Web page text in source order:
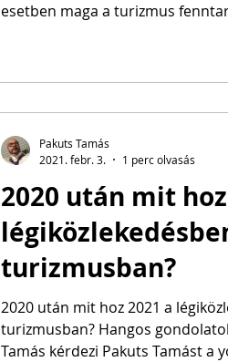
esetben maga a turizmus
2020 után mit
turizmusban?
2020 után mit hoz 2021 a
turizmusban? Hangos gondolatok,
Tamás kérdezi Pakuts Tamást a
Pakuts Tamás
2021. febr. 3.
1 perc olvasás